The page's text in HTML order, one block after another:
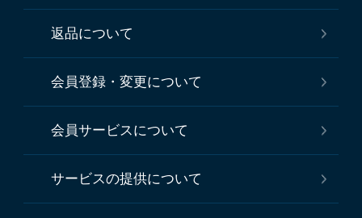
返品について
会員登録・変更について
会員サービスについて
サービスの提供について